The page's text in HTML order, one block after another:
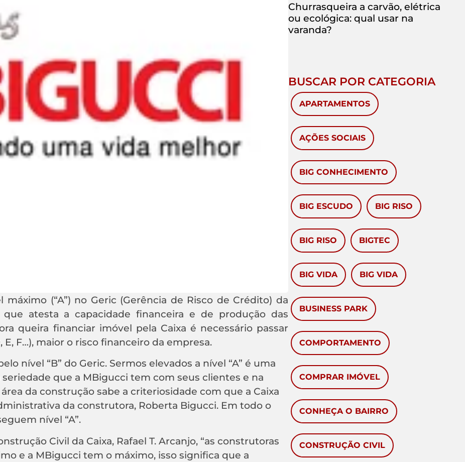
(“A”) no Geric (Gerência de Risco de Crédito) da
atesta a capacidade financeira e de produção das
queira financiar imóvel pela Caixa é necessário passar
F…), maior o risco financeiro da empresa.
nível “B” do Geric. Sermos elevados a nível “A” é uma
que a MBigucci tem com seus clientes e na
da construção sabe a criteriosidade com que a Caixa
da construtora, Roberta Bigucci. Em todo o
nível “A”.
Civil da Caixa, Rafael T. Arcanjo, “as construtoras
e a MBigucci tem o máximo, isso significa que a
Churrasqueira a carvão, elétrica
ou ecológica: qual usar na
varanda?
BUSCAR POR CATEGORIA
APARTAMENTOS
AÇÕES SOCIAIS
BIG CONHECIMENTO
BIG ESCUDO BIG RISO
BIG RISO BIGTEC
BIG VIDA BIG VIDA
BUSINESS PARK
COMPORTAMENTO
COMPRAR IMÓVEL
CONHEÇA O BAIRRO
CONSTRUÇÃO CIVIL